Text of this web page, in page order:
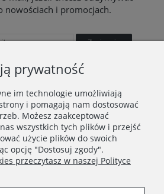
nowościach i promocjach.
Zapisz się
prywatność
im technologie umożliwiają
i pomagają nam dostosować
Możesz zaakceptować
wszystkich tych plików i przejść
użycie plików do swoich
opcję "Dostosuj zgody".
przeczytasz w naszej Polityce